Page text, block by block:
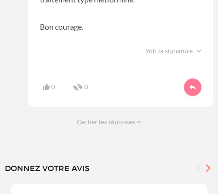
Bon courage.
Voir la signature
0 0
Cacher les réponses
DONNEZ VOTRE AVIS